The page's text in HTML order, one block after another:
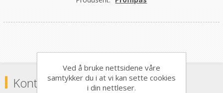
Kontaktinformasjon
Ved å bruke nettsidene våre
samtykker du i at vi kan sette cookies
i din nettleser.